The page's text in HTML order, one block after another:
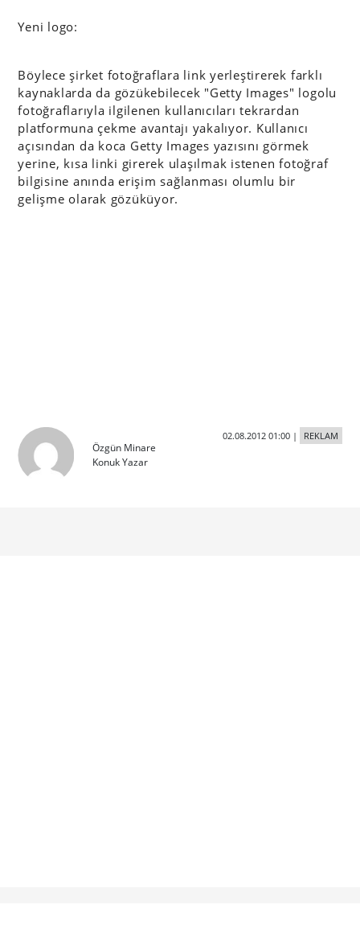
Yeni logo:
Böylece şirket fotoğraflara link yerleştirerek farklı
kaynaklarda da gözükebilecek "Getty Images" logolu
fotoğraflarıyla ilgilenen kullanıcıları tekrardan
platformuna çekme avantajı yakalıyor. Kullanıcı
açısından da koca Getty Images yazısını görmek
yerine, kısa linki girerek ulaşılmak istenen fotoğraf
bilgisine anında erişim sağlanması olumlu bir
gelişme olarak gözüküyor.
Özgün Minare
Konuk Yazar
02.08.2012 01:00| REKLAM